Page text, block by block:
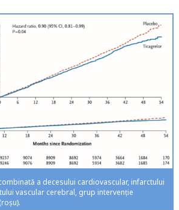
a decesului cardiovascular, infarctului
vascular cerebral, grup intervenție